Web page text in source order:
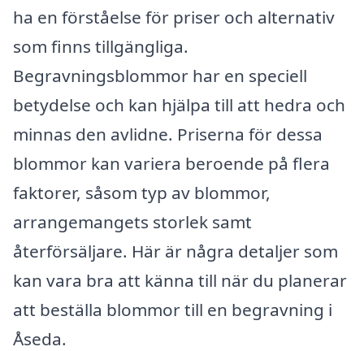
ha en förståelse för priser och alternativ
som finns tillgängliga.
Begravningsblommor har en speciell
betydelse och kan hjälpa till att hedra och
minnas den avlidne. Priserna för dessa
blommor kan variera beroende på flera
faktorer, såsom typ av blommor,
arrangemangets storlek samt
återförsäljare. Här är några detaljer som
kan vara bra att känna till när du planerar
att beställa blommor till en begravning i
Åseda.